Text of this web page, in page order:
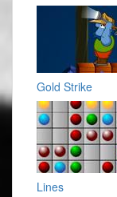
Gold Strike
Lines